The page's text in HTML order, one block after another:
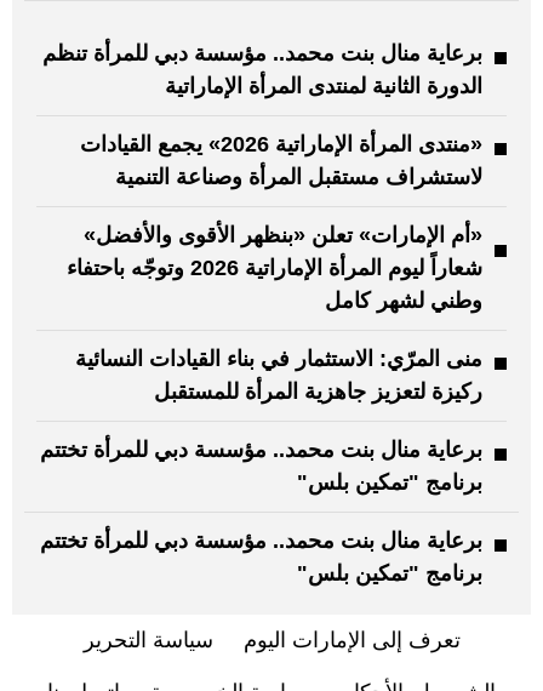
برعاية منال بنت محمد.. مؤسسة دبي للمرأة تنظم
الدورة الثانية لمنتدى المرأة الإماراتية
«منتدى المرأة الإماراتية 2026» يجمع القيادات
لاستشراف مستقبل المرأة وصناعة التنمية
«أم الإمارات» تعلن «بنظهر الأقوى والأفضل»
شعاراً ليوم المرأة الإماراتية 2026 وتوجّه باحتفاء
وطني لشهر كامل
منى المرّي: الاستثمار في بناء القيادات النسائية
ركيزة لتعزيز جاهزية المرأة للمستقبل
برعاية منال بنت محمد.. مؤسسة دبي للمرأة تختتم
برنامج "تمكين بلس"
برعاية منال بنت محمد.. مؤسسة دبي للمرأة تختتم
برنامج "تمكين بلس"
تعرف إلى الإمارات اليوم سياسة التحرير